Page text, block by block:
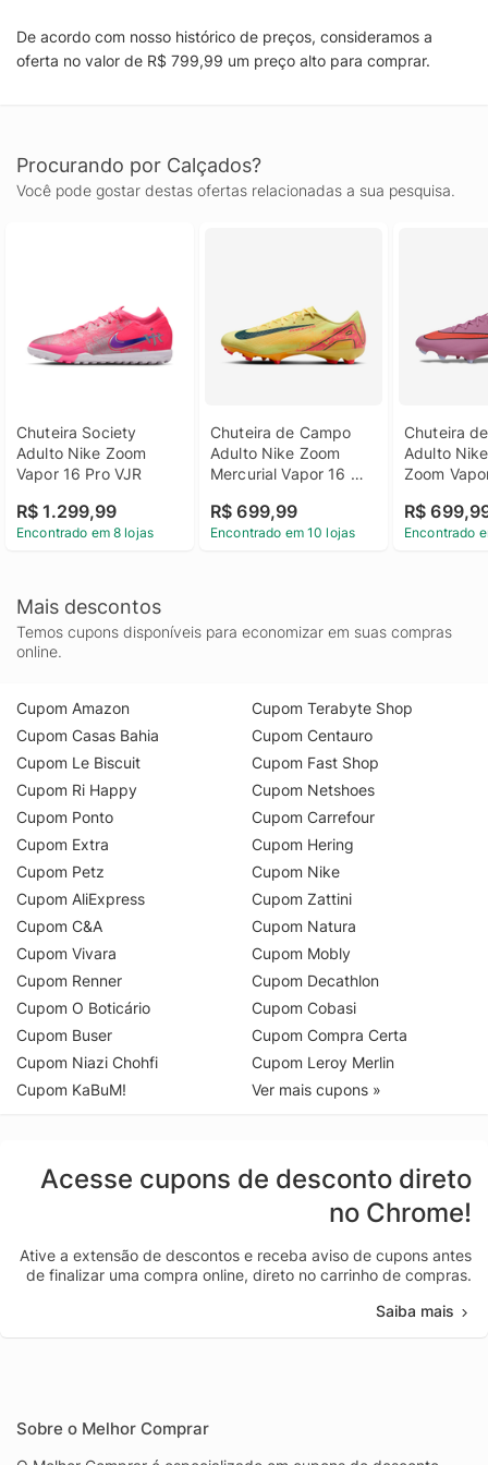
De acordo com nosso histórico de preços, consideramos a
oferta no valor de R$ 799,99 um preço alto para comprar.
Procurando por Calçados?
Você pode gostar destas ofertas relacionadas a sua pesquisa.
Chuteira Society
Adulto Nike Zoom
Vapor 16 Pro VJR
R$ 1.299,99
Encontrado em 8 lojas
Chuteira de Campo
Adulto Nike Zoom
Mercurial Vapor 16
Mbappé
R$ 699,99
Encontrado em 10 lojas
Chuteira
Adulto
Zoom
R$
Encontrado
Mais descontos
Temos cupons disponíveis para economizar em suas compras
online.
Cupom Amazon
Cupom Casas Bahia
Cupom Le Biscuit
Cupom Ri Happy
Cupom Ponto
Cupom Extra
Cupom Petz
Cupom AliExpress
Cupom C&A
Cupom Vivara
Cupom Renner
Cupom O Boticário
Cupom Buser
Cupom Niazi Chohfi
Cupom KaBuM!
Cupom Terabyte Shop
Cupom Centauro
Cupom Fast Shop
Cupom Netshoes
Cupom Carrefour
Cupom Hering
Cupom Nike
Cupom Zattini
Cupom Natura
Cupom Mobly
Cupom Decathlon
Cupom Cobasi
Cupom Compra Certa
Cupom Leroy Merlin
Ver mais cupons »
Acesse cupons de desconto direto
no Chrome!
Ative a extensão de descontos e receba aviso de cupons antes
de finalizar uma compra online, direto no carrinho de compras.
Saiba mais
Sobre o Melhor Comprar